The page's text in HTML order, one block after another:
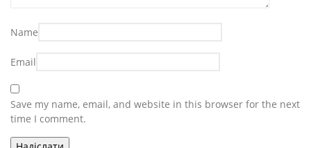
Name
Email
Save my name, email, and website in this browser for the next
time I comment.